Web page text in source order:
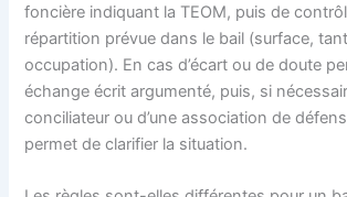
foncière indiquant la TEOM, puis de
répartition prévue dans le bail (surface,
occupation). En cas d’écart ou de doute
échange écrit argumenté, puis, si
conciliateur ou d’une association de
permet de clarifier la situation.